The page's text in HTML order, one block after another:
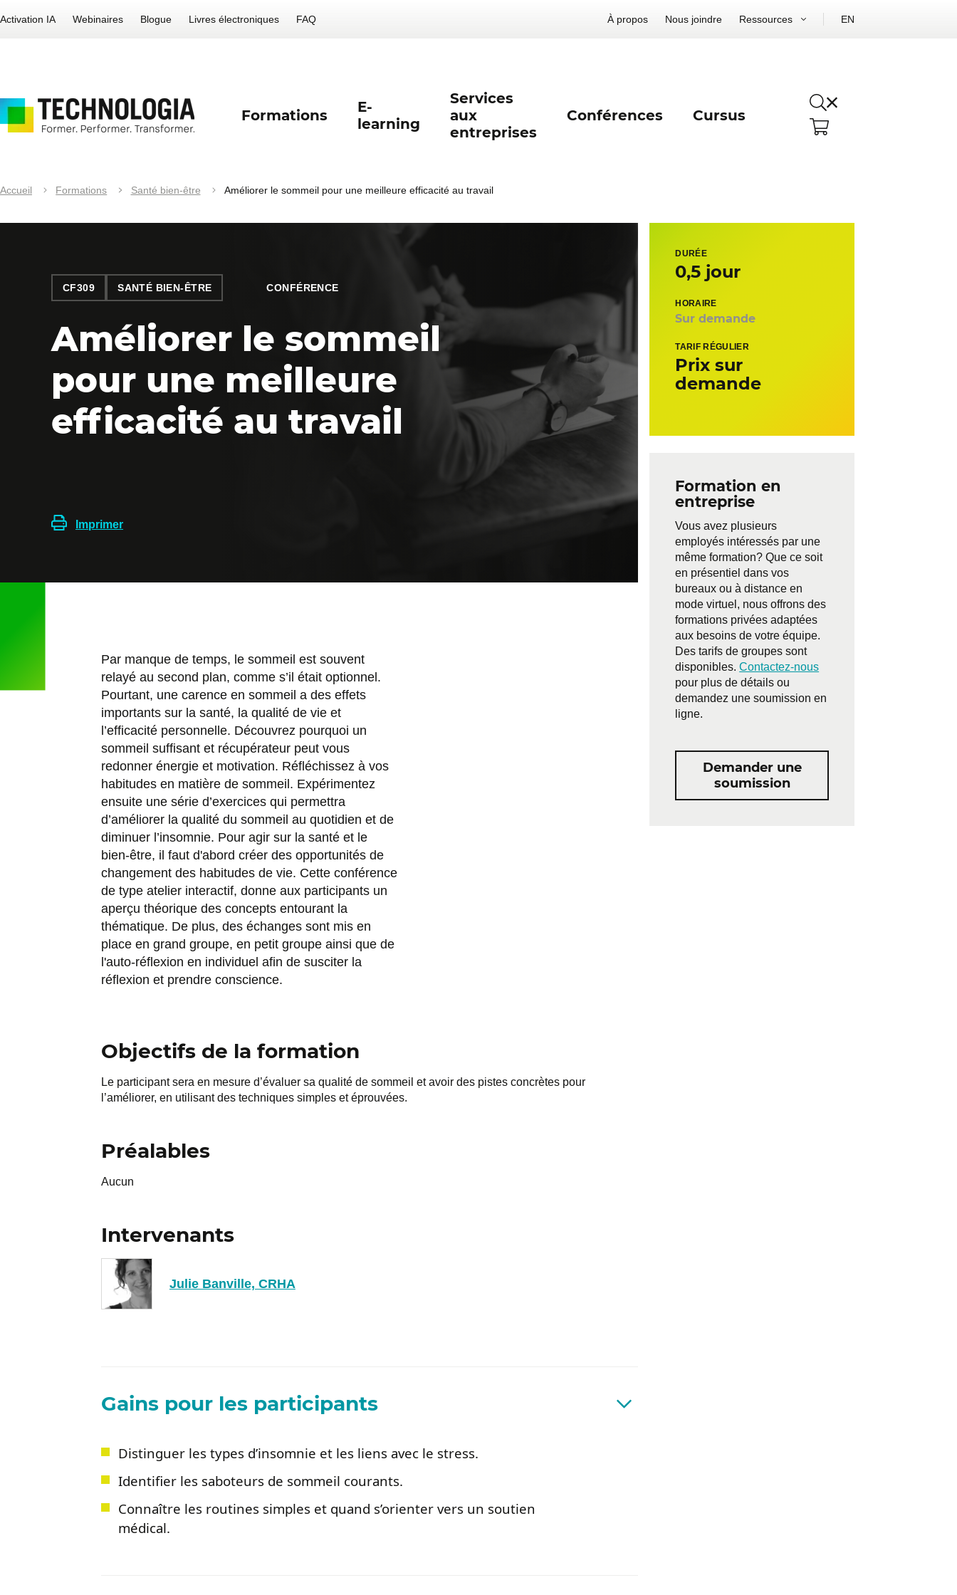
Activation IA Webinaires Blogue Livres électroniques FAQ À propos Nous joindre Ressources EN
Formations
E-
learning
Services
aux
entreprises
Conférences Cursus
Accueil Formations Santé bien-être Améliorer le sommeil pour une meilleure efficacité au travail
CF309 SANTÉ BIEN-ÊTRE CONFÉRENCE
Améliorer le sommeil
pour une meilleure
efficacité au travail
Imprimer
Par manque de temps, le sommeil est souvent
relayé au second plan, comme s’il était optionnel.
Pourtant, une carence en sommeil a des effets
importants sur la santé, la qualité de vie et
l’efficacité personnelle. Découvrez pourquoi un
sommeil suffisant et récupérateur peut vous
redonner énergie et motivation. Réfléchissez à vos
habitudes en matière de sommeil. Expérimentez
ensuite une série d’exercices qui permettra
d’améliorer la qualité du sommeil au quotidien et de
diminuer l’insomnie. Pour agir sur la santé et le
bien-être, il faut d'abord créer des opportunités de
changement des habitudes de vie. Cette conférence
de type atelier interactif, donne aux participants un
aperçu théorique des concepts entourant la
thématique. De plus, des échanges sont mis en
place en grand groupe, en petit groupe ainsi que de
l'auto-réflexion en individuel afin de susciter la
réflexion et prendre conscience.
Objectifs de la formation
Le participant sera en mesure d’évaluer sa qualité de sommeil et avoir des pistes concrètes pour
l’améliorer, en utilisant des techniques simples et éprouvées.
Préalables
Aucun
Intervenants
Julie Banville, CRHA
Gains pour les participants
Distinguer les types d’insomnie et les liens avec le stress.
Identifier les saboteurs de sommeil courants.
Connaître les routines simples et quand s’orienter vers un soutien
médical.
DURÉE
0,5 jour
HORAIRE
Sur demande
TARIF RÉGULIER
Prix sur
demande
Formation en
entreprise
Vous avez plusieurs
employés intéressés par une
même formation? Que ce soit
en présentiel dans vos
bureaux ou à distance en
mode virtuel, nous offrons des
formations privées adaptées
aux besoins de votre équipe.
Des tarifs de groupes sont
disponibles.Contactez-nous
pour plus de détails ou
demandez une soumission en
ligne.
Demander une
soumission